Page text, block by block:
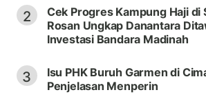
2
Cek Progres Kampung Haji di
Rosan Ungkap Danantara
Investasi Bandara Madinah
3
Isu PHK Buruh Garmen di
Penjelasan Menperin